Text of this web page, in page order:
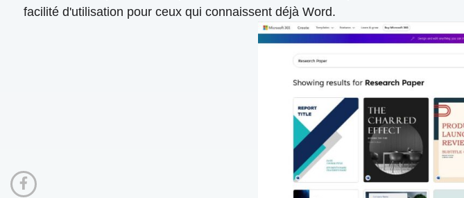
facilité d'utilisation pour ceux qui connaissent déjà Word.